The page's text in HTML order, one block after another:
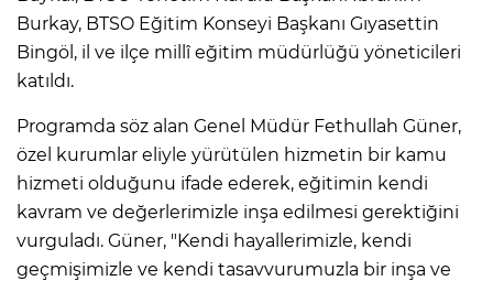
Burkay, BTSO Eğitim Konseyi Başkanı Gıyasettin
Bingöl, il ve ilçe millî eğitim müdürlüğü yöneticileri
katıldı.
Programda söz alan Genel Müdür Fethullah Güner,
özel kurumlar eliyle yürütülen hizmetin bir kamu
hizmeti olduğunu ifade ederek, eğitimin kendi
kavram ve değerlerimizle inşa edilmesi gerektiğini
vurguladı. Güner, "Kendi hayallerimizle, kendi
geçmişimizle ve kendi tasavvurumuzla bir inşa ve